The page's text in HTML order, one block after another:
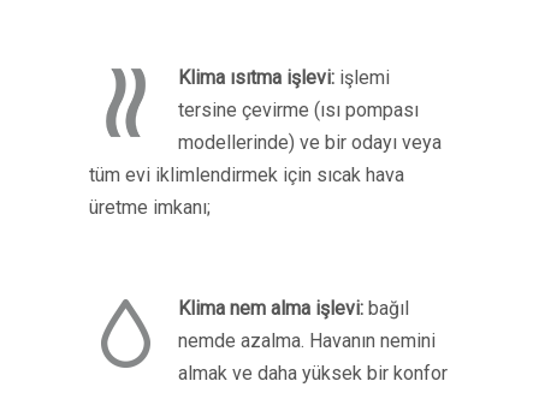
Klima ısıtma işlevi: işlemi
tersine çevirme (ısı pompası
modellerinde) ve bir odayı veya
tüm evi iklimlendirmek için sıcak hava
üretme imkanı;
Klima nem alma işlevi: bağıl
nemde azalma. Havanın nemini
almak ve daha yüksek bir konfor